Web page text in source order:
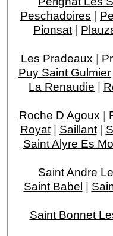
Peschadoires |
Pionsat |
Les Pradeaux |
Puy Saint Gulmier
La Renaudie |
Roche D Agoux |
Royat| Saillant|
Saint Alyre Es
Saint Andre
Saint Babel |
Saint Bonnet